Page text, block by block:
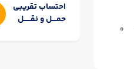
0
احتساب تقریبی
حمــــل و نقــــــل